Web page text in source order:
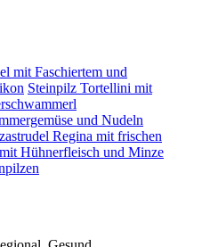
mit Faschiertem und
Steinpilz Tortellini mit
und Nudeln
Regina mit frischen
Hühnerfleisch und Minze